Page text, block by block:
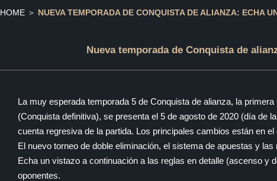
HOME＞ NUEVA TEMPORADA DE CONQUISTA DE ALIANZA: ECHA
Nueva temporada de Conquista de
La muy esperada temporada 5 de Conquista de alianza, la
(Conquista definitiva), se presenta el 5 de agosto de 2020 (día de
cuenta regresiva de la partida. Los principales cambios están en
El nuevo torneo de doble eliminación, el sistema de apuestas y
Echa un vistazo a continuación a las reglas en detalle (ascenso y
oponentes.